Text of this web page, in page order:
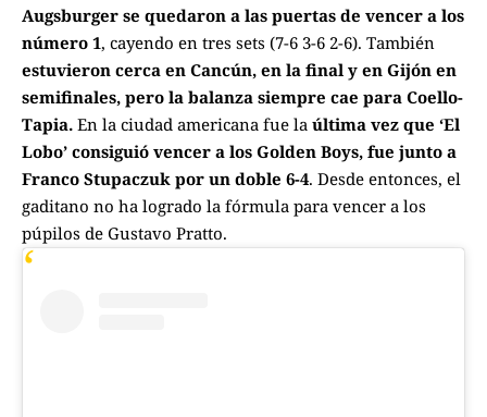
Augsburger se quedaron a las puertas de vencer a los
número 1, cayendo en tres sets (7-6 3-6 2-6). También
estuvieron cerca en Cancún, en la final y en Gijón en
semifinales, pero la balanza siempre cae para Coello-
Tapia. En la ciudad americana fue la última vez que ‘El
Lobo’ consiguió vencer a los Golden Boys, fue junto a
Franco Stupaczuk por un doble 6-4. Desde entonces, el
gaditano no ha logrado la fórmula para vencer a los
púpilos de Gustavo Pratto.